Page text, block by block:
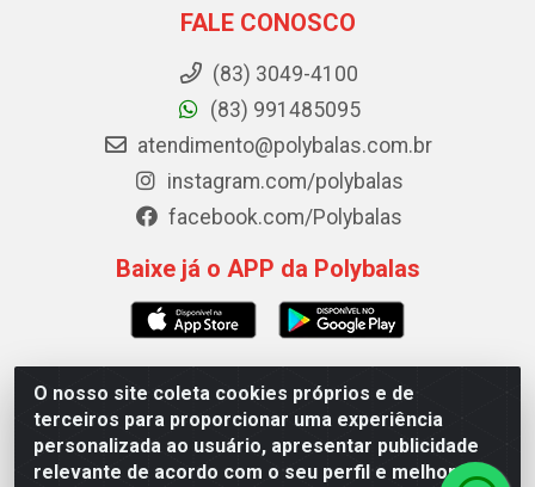
O nosso site coleta cookies próprios e de
terceiros para proporcionar uma experiência
personalizada ao usuário, apresentar publicidade
relevante de acordo com o seu perfil e melhorar a
FALE CONOSCO
(83) 3049-4100
(83) 991485095
atendimento@polybalas.com.br
instagram.com/polybalas
facebook.com/Polybalas
Baixe já o APP da Polybalas
Polybalas - Rua João Miguel de Souza, 173 Galpão B -
Ernesto Geisel, João Pessoa/PB - CEP 58.075-075 - CNPJ
00.909.327/0002-61